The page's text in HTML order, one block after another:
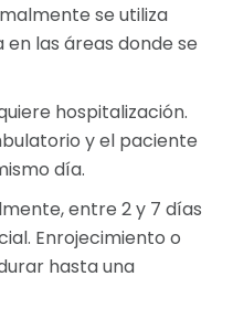
se utiliza
las áreas donde se
hospitalización.
y el paciente
día.
entre 2 y 7 días
Enrojecimiento o
hasta una